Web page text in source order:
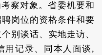
察对象。省委机要和
岗位的资格条件和要
别谈话、实地走访、
用记录、同本人面谈,